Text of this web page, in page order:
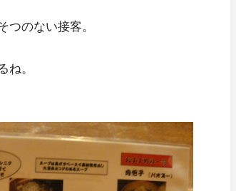
つのない接客。
ね。